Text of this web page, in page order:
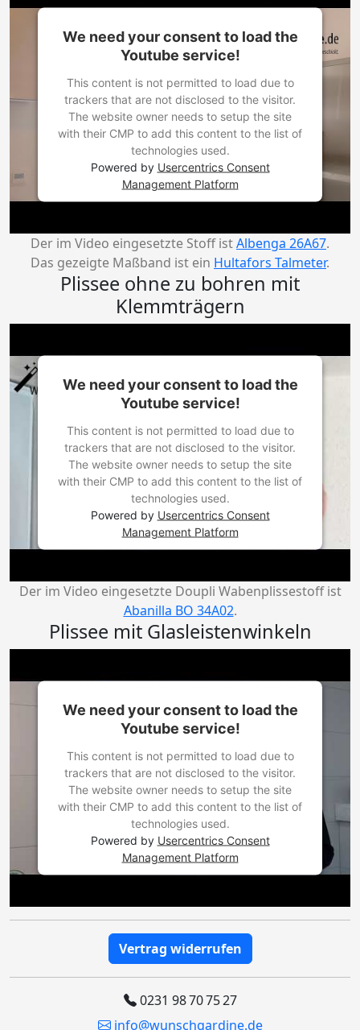
We need your consent to load the
Youtube service!
This content is not permitted to load due to
trackers that are not disclosed to the visitor.
The website owner needs to setup the site
with their CMP to add this content to the list of
technologies used.
Powered by Usercentrics Consent
Management Platform
Der im Video eingesetzte Stoff istAlbenga 26A67.
Das gezeigte Maßband ist ein Hultafors Talmeter.
Plissee ohne zu bohren mit
Klemmträgern
We need your consent to load the
Youtube service!
This content is not permitted to load due to
trackers that are not disclosed to the visitor.
The website owner needs to setup the site
with their CMP to add this content to the list of
technologies used.
Powered by Usercentrics Consent
Management Platform
Der im Video eingesetzte Doupli Wabenplissestoff ist
Abanilla BO 34A02.
Plissee mit Glasleistenwinkeln
We need your consent to load the
Youtube service!
This content is not permitted to load due to
trackers that are not disclosed to the visitor.
The website owner needs to setup the site
with their CMP to add this content to the list of
technologies used.
Powered by Usercentrics Consent
Management Platform
Vertrag widerrufen
0231 98 70 75 27
info@wunschgardine.de